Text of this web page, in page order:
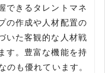
できるタレントマネ
の作成や人材配置の
いた客観的な人材戦
す。豊富な機能を持
のも優れています。